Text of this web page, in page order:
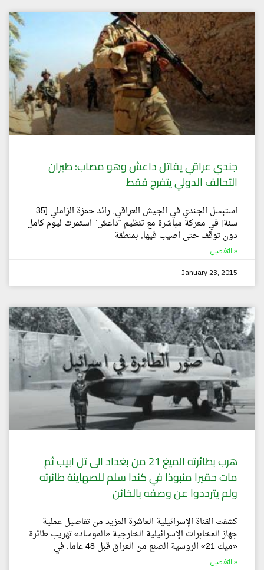
جندي عراقي يقاتل داعش وهو مصاب: طيران
التحالف الدولي يتفرج فقط
استبسل الجندي في الجيش العراقي, رائد حمزة الزاملي [35
سنة] في معركة مباشرة مع تنظيم “داعش” استمرت ليوم كامل
دون توقف حتى اصيب فيها, بمنطقة
التفاصيل »
January 23, 2015
هرب بطائرته الميغ 21 من بغداد الى تل ابيب ثم
مات حقيرا منبوذا في كندا سلم للصهاينة طائرته
ولم يترددوا عن وصفه بالخائن
كشفت القناة الإسرائيلية العاشرة المزيد من تفاصيل عملية
جهاز المخابرات الإسرائيلية الخارجية «الموساد» تهريب طائرة
«ميك 21» الروسية الصنع من العراق قبل 48 عاما. في
التفاصيل »